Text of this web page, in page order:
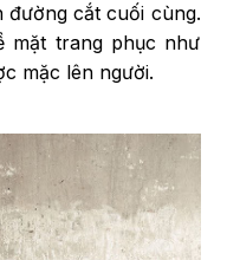
đường cắt cuối cùng.
mặt trang phục như
mặc lên người.